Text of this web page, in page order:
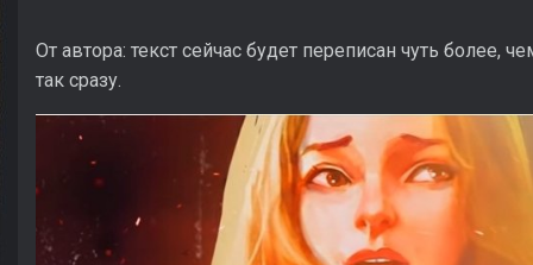
От автора: текст сейчас будет переписан чуть более,
так сразу.